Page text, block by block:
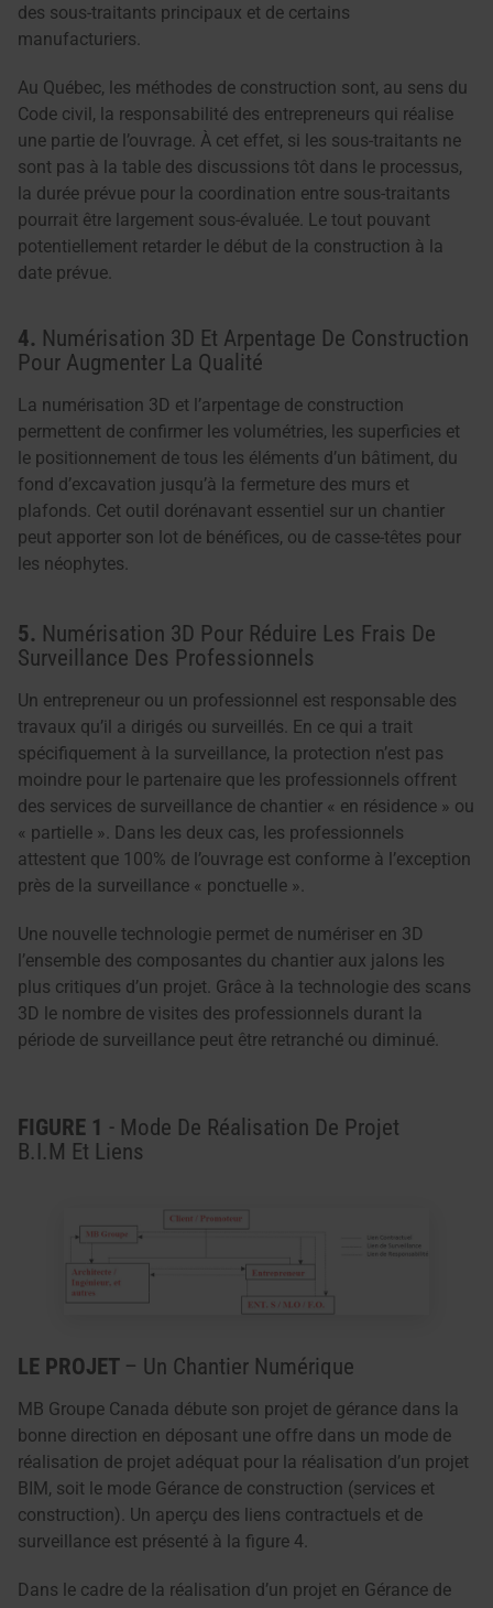
des sous-traitants principaux et de certains
manufacturiers.
Au Québec, les méthodes de construction sont, au sens du
Code civil, la responsabilité des entrepreneurs qui réalise
une partie de l’ouvrage. À cet effet, si les sous-traitants ne
sont pas à la table des discussions tôt dans le processus,
la durée prévue pour la coordination entre sous-traitants
pourrait être largement sous-évaluée. Le tout pouvant
potentiellement retarder le début de la construction à la
date prévue.
4. Numérisation 3D Et Arpentage De Construction
Pour Augmenter La Qualité
La numérisation 3D et l’arpentage de construction
permettent de confirmer les volumétries, les superficies et
le positionnement de tous les éléments d’un bâtiment, du
fond d’excavation jusqu’à la fermeture des murs et
plafonds. Cet outil dorénavant essentiel sur un chantier
peut apporter son lot de bénéfices, ou de casse-têtes pour
les néophytes.
5. Numérisation 3D Pour Réduire Les Frais De
Surveillance Des Professionnels
Un entrepreneur ou un professionnel est responsable des
travaux qu’il a dirigés ou surveillés. En ce qui a trait
spécifiquement à la surveillance, la protection n’est pas
moindre pour le partenaire que les professionnels offrent
des services de surveillance de chantier « en résidence » ou
« partielle ». Dans les deux cas, les professionnels
attestent que 100% de l’ouvrage est conforme à l’exception
près de la surveillance « ponctuelle ».
Une nouvelle technologie permet de numériser en 3D
l’ensemble des composantes du chantier aux jalons les
plus critiques d’un projet. Grâce à la technologie des scans
3D le nombre de visites des professionnels durant la
période de surveillance peut être retranché ou diminué.
FIGURE 1 - Mode De Réalisation De Projet
B.I.M Et Liens
LE PROJET – Un Chantier Numérique
MB Groupe Canada débute son projet de gérance dans la
bonne direction en déposant une offre dans un mode de
réalisation de projet adéquat pour la réalisation d’un projet
BIM, soit le mode Gérance de construction (services et
construction). Un aperçu des liens contractuels et de
surveillance est présenté à la figure 4.
Dans le cadre de la réalisation d’un projet en Gérance de